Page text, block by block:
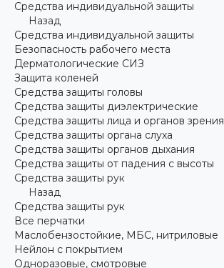
Средства индивидуальной защиты
Назад
Средства индивидуальной защиты
Безопасность рабочего места
Дерматологические СИЗ
Защита коленей
Средства защиты головы
Средства защиты диэлектрические
Средства защиты лица и органов зрения
Средства защиты органа слуха
Средства защиты органов дыхания
Средства защиты от падения с высоты
Средства защиты рук
Назад
Средства защиты рук
Все перчатки
Маслобензостойкие, МБС, нитриловые
Нейлон с покрытием
Одноразовые, смотровые